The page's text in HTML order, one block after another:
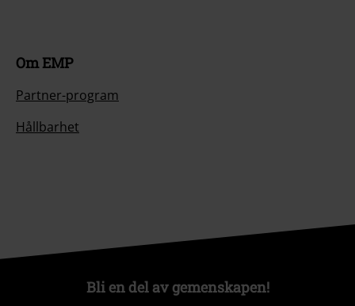
Om EMP
Partner-program
Hållbarhet
Bli en del av gemenskapen!